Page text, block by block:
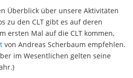
Überblick über unsere Aktivitäten
zu den CLT gibt es auf deren
ersten Mal auf die CLT kommen,
von Andreas Scherbaum empfehlen.
im Wesentlichen gelten seine